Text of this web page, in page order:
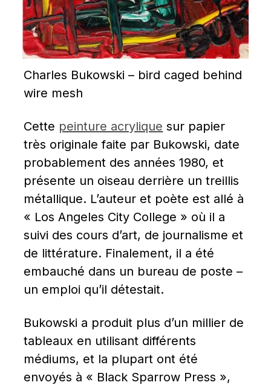
Charles Bukowski – bird caged behind
wire mesh
Cette peinture acrylique sur papier
très originale faite par Bukowski, date
probablement des années 1980, et
présente un oiseau derrière un treillis
métallique. L’auteur et poète est allé à
« Los Angeles City College » où il a
suivi des cours d’art, de journalisme et
de littérature. Finalement, il a été
embauché dans un bureau de poste –
un emploi qu’il détestait.
Bukowski a produit plus d’un millier de
tableaux en utilisant différents
médiums, et la plupart ont été
envoyés à « Black Sparrow Press »,